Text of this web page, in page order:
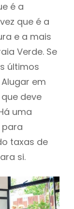
é a
que é a
e a mais
Verde. Se
últimos
em
deve
uma
taxas de
si.